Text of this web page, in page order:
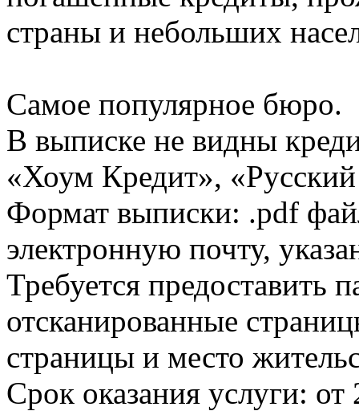
страны и небольших
Самое популярное бюро.
В выписке не видны
«Хоум Кредит»,
Формат выписки: .pdf
электронную почту,
Требуется предоставить
отсканированные
страницы и место
Срок оказания услуги: от